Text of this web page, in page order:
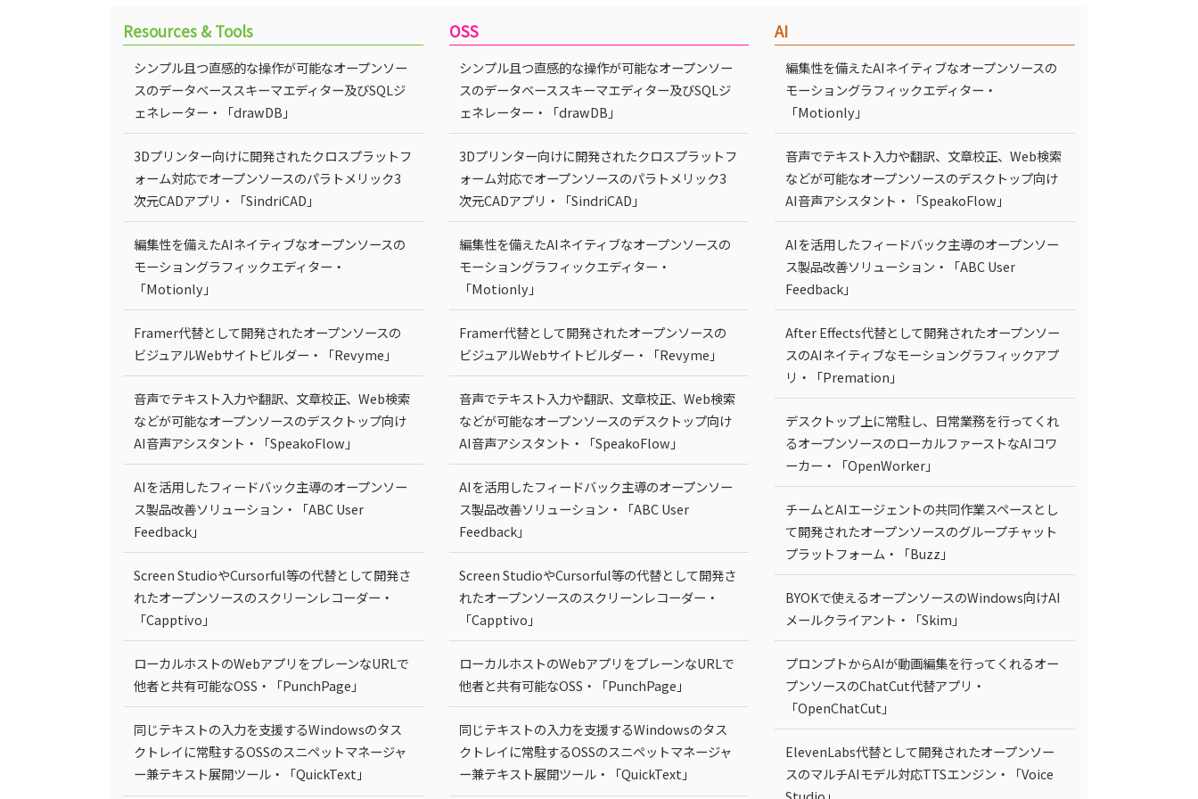
Resources & Tools
シンプル且つ直感的な操作が可能なオープンソー
スのデータベーススキーマエディター及びSQLジ
ェネレーター・「drawDB」
3Dプリンター向けに開発されたクロスプラットフ
ォーム対応でオープンソースのパラトメリック3
次元CADアプリ・「SindriCAD」
編集性を備えたAIネイティブなオープンソースの
モーショングラフィックエディター・
「Motionly」
Framer代替として開発されたオープンソースの
ビジュアルWebサイトビルダー・「Revyme」
音声でテキスト入力や翻訳、文章校正、Web検索
などが可能なオープンソースのデスクトップ向け
AI音声アシスタント・「SpeakoFlow」
AIを活用したフィードバック主導のオープンソー
ス製品改善ソリューション・「ABC User
Feedback」
Screen StudioやCursorful等の代替として開発さ
れたオープンソースのスクリーンレコーダー・
「Capptivo」
ローカルホストのWebアプリをプレーンなURLで
他者と共有可能なOSS・「PunchPage」
同じテキストの入力を支援するWindowsのタス
クトレイに常駐するOSSのスニペットマネージャ
ー兼テキスト展開ツール・「QuickText」
OSS
シンプル且つ直感的な操作が可能なオープンソー
スのデータベーススキーマエディター及びSQLジ
ェネレーター・「drawDB」
3Dプリンター向けに開発されたクロスプラットフ
ォーム対応でオープンソースのパラトメリック3
次元CADアプリ・「SindriCAD」
編集性を備えたAIネイティブなオープンソースの
モーショングラフィックエディター・
「Motionly」
Framer代替として開発されたオープンソースの
ビジュアルWebサイトビルダー・「Revyme」
音声でテキスト入力や翻訳、文章校正、Web検索
などが可能なオープンソースのデスクトップ向け
AI音声アシスタント・「SpeakoFlow」
AIを活用したフィードバック主導のオープンソー
ス製品改善ソリューション・「ABC User
Feedback」
Screen StudioやCursorful等の代替として開発さ
れたオープンソースのスクリーンレコーダー・
「Capptivo」
ローカルホストのWebアプリをプレーンなURLで
他者と共有可能なOSS・「PunchPage」
同じテキストの入力を支援するWindowsのタス
クトレイに常駐するOSSのスニペットマネージャ
ー兼テキスト展開ツール・「QuickText」
AI
編集性を備えたAIネイティブなオープンソースの
モーショングラフィックエディター・
「Motionly」
音声でテキスト入力や翻訳、文章校正、Web検索
などが可能なオープンソースのデスクトップ向け
AI音声アシスタント・「SpeakoFlow」
AIを活用したフィードバック主導のオープンソー
ス製品改善ソリューション・「ABC User
Feedback」
After Effects代替として開発されたオープンソー
スのAIネイティブなモーショングラフィックアプ
リ・「Premation」
デスクトップ上に常駐し、日常業務を行ってくれ
るオープンソースのローカルファーストなAIコワ
ーカー・「OpenWorker」
チームとAIエージェントの共同作業スペースとし
て開発されたオープンソースのグループチャット
プラットフォーム・「Buzz」
BYOKで使えるオープンソースのWindows向けAI
メールクライアント・「Skim」
プロンプトからAIが動画編集を行ってくれるオー
プンソースのChatCut代替アプリ・
「OpenChatCut」
ElevenLabs代替として開発されたオープンソー
スのマルチAIモデル対応TTSエンジン・「Voice